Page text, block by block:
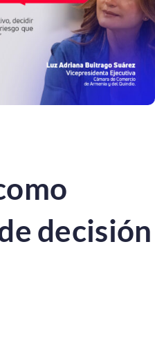
decisión